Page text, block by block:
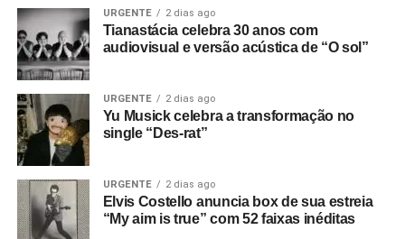
URGENTE 2 dias ago
Tianastácia celebra 30 anos com
audiovisual e versão acústica de “O sol”
URGENTE 2 dias ago
Yu Musick celebra a transformação no
single “Des-rat”
URGENTE 2 dias ago
Elvis Costello anuncia box de sua estreia
“My aim is true” com 52 faixas inéditas